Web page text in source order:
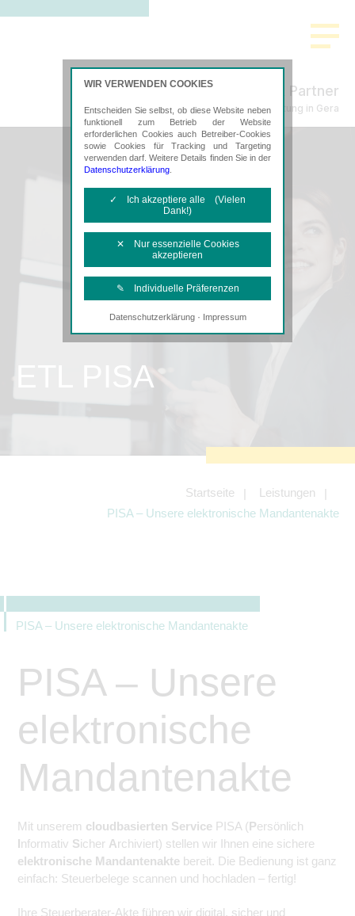
Freund & Partner
Steuerberatung in Gera
ETL PISA
Startseite
Leistungen
PISA – Unsere elektronische Mandantenakte
PISA – Unsere elektronische Mandantenakte
PISA – Unsere
elektronische
Mandantenakte
Mit unserem cloudbasierten Service PISA (Persönlich
Informativ Sicher Archiviert) stellen wir Ihnen eine sichere
elektronische Mandantenakte bereit. Die Bedienung ist ganz
einfach: Steuerbelege scannen und hochladen – fertig!
Ihre Steuerberater-Akte führen wir digital, sicher und
WIR VERWENDEN COOKIES
Entscheiden Sie selbst, ob diese Website neben
funktionell zum Betrieb der Website
erforderlichen Cookies auch Betreiber-Cookies
sowie Cookies für Tracking und Targeting
verwenden darf. Weitere Details finden Sie in der
Datenschutzerklärung
✓ Ich akzeptiere alle (Vielen
Dank!)
✕ Nur essenzielle Cookies
akzeptieren
✎ Individuelle Präferenzen
Notwendige Cookies
Diese Cookies sind erforderlich, um die
Tracking- und Targeting-Cookies
Angebotes einschließlich der
Angeboten von z.B. Facebook und
Datenschutzerklärung· Impressum